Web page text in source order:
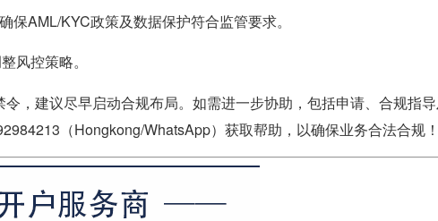
保AML/KYC政策及数据保护符合监管要求。
风控策略。
，建议尽早启动合规布局。如需进一步协助，包括申请、合规指
（Hongkong/WhatsApp）获取帮助，以确保业务合法合规！